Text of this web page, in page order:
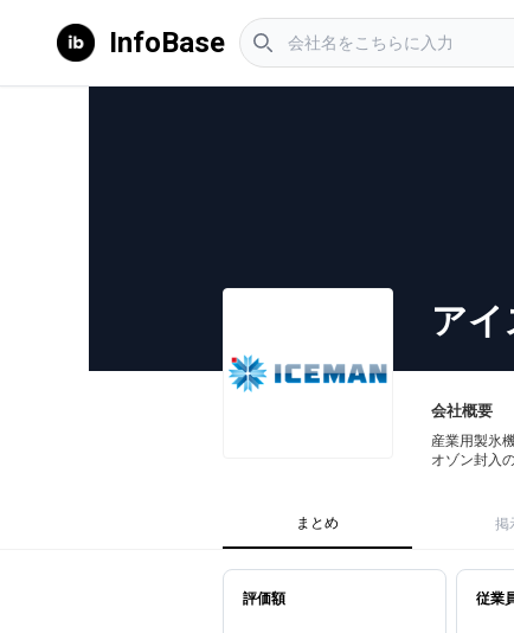
InfoBase
ア
会社概要
産業用製氷
オゾン封入
まとめ 掲
評価額 従業